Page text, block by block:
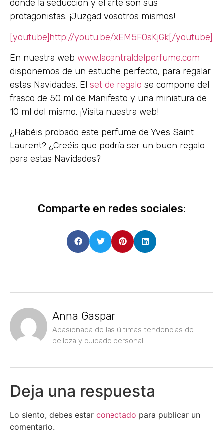
donde la seducción y el arte son sus
protagonistas. ¡Juzgad vosotros mismos!
[youtube]http://youtu.be/xEM5F0sKjGk[/youtube]
En nuestra web www.lacentraldelperfume.com
disponemos de un estuche perfecto, para regalar
estas Navidades. El set de regalo se compone del
frasco de 50 ml de Manifesto y una miniatura de
10 ml del mismo. ¡Visita nuestra web!
¿Habéis probado este perfume de Yves Saint
Laurent? ¿Creéis que podría ser un buen regalo
para estas Navidades?
Comparte en redes sociales:
Anna Gaspar
Apasionada de las últimas tendencias de
belleza y cuidado personal.
Deja una respuesta
Lo siento, debes estar conectado para publicar un
comentario.